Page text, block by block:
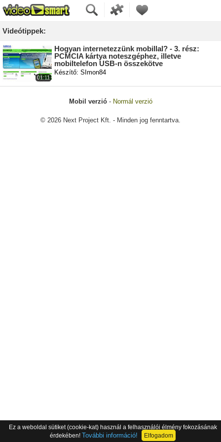
Videótippek:
01:11
Hogyan internetezzünk mobillal? - 3. rész:
PCMCIA kártya noteszgéphez, illetve
mobiltelefon USB-n összekötve
Készítő: SImon84
Mobil verzió- Normál verzió
© 2026 Next Project Kft. - Minden jog fenntartva.
Ez a weboldal sütiket (cookie-kat) használ a felhasználói élmény fokozásának
érdekében! További információ! Elfogadom